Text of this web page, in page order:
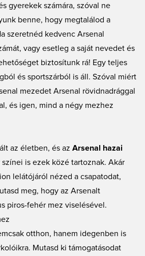
gyerekek számára, szóval ne
benne, hogy megtalálod a
szeretnéd kedvenc Arsenal
vagy esetleg a saját nevedet és
biztosítunk rá! Egy teljes
és sportszárból is áll. Szóval miért
mezedet Arsenal rövidnadrággal
, és igen, mind a négy mezhez
az életben, és az Arsenal hazai
színei is ezek közé tartoznak. Akár
lelátójáról nézed a csapatodat,
meg, hogy az Arsenalt
piros-fehér mez viselésével.
otthon, hanem idegenben is
Mutasd ki támogatásodat